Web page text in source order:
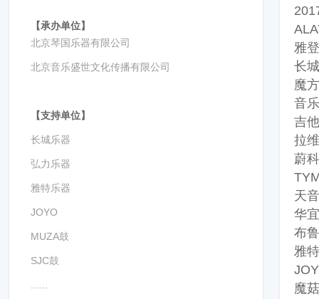
【承办单位】
北京琴国乐器有限公司
北京音乐盛世文化传播有限公司
【支持单位】
长城乐器
弘力乐器
雅特乐器
JOYO
MUZA鼓
SJC鼓
雅
长
魔
音
吉
拉
蔚
天
华
布
雅
魔